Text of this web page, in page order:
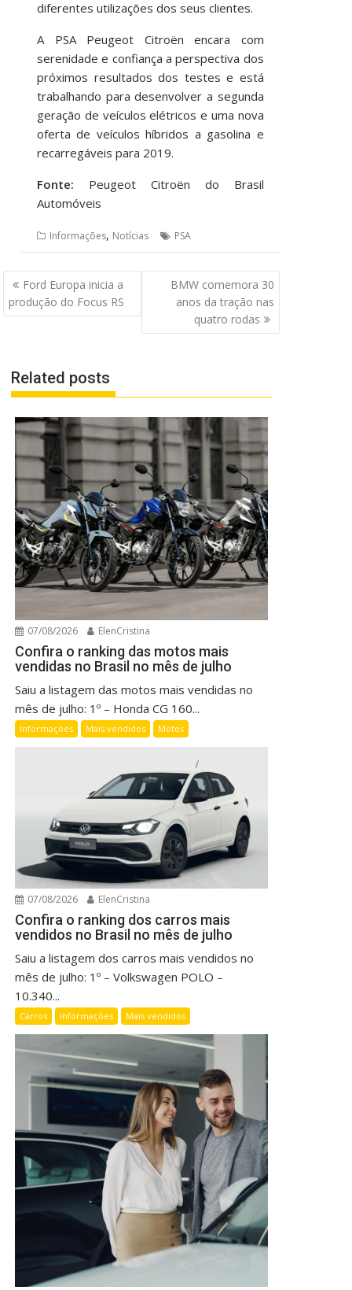
diferentes utilizações dos seus clientes.
A PSA Peugeot Citroën encara com
serenidade e confiança a perspectiva dos
próximos resultados dos testes e está
trabalhando para desenvolver a segunda
geração de veículos elétricos e uma nova
oferta de veículos híbridos a gasolina e
recarregáveis para 2019.
Fonte: Peugeot Citroën do Brasil
Automóveis
Informações, Notícias PSA
Navegação
de
Post
Ford Europa inicia a
produção do Focus RS
BMW comemora 30
anos da tração nas
quatro rodas
Related posts
07/08/2026 ElenCristina
Confira o ranking das motos mais
vendidas no Brasil no mês de julho
Saiu a listagem das motos mais vendidas no
mês de julho: 1º – Honda CG 160...
Informações Mais vendidos Motos
07/08/2026 ElenCristina
Confira o ranking dos carros mais
vendidos no Brasil no mês de julho
Saiu a listagem dos carros mais vendidos no
mês de julho: 1º – Volkswagen POLO –
10.340...
Carros Informações Mais vendidos